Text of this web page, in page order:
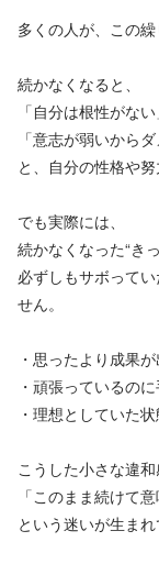
多くの人が、この繰
続かなくなると、
「自分は根性がない
「意志が弱いからダ
と、自分の性格や
でも実際には、
続かなくなった“き
必ずしもサボって
せん。
・思ったより成果
・頑張っているの
・理想としていた
こうした小さな違和
「このまま続けて
という迷いが生まれ